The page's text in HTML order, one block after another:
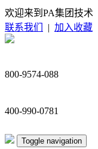
欢迎来到PA集团技术
联系我们
| 加入收藏
800-9574-088
400-990-0781
Toggle navigation